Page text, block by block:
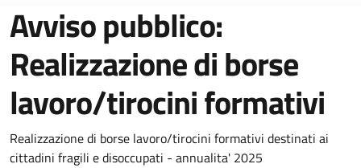
Avviso pubblico:
Realizzazione di borse
lavoro/tirocini formativi
Realizzazione di borse lavoro/tirocini formativi destinati ai
cittadini fragili e disoccupati - annualita' 2025